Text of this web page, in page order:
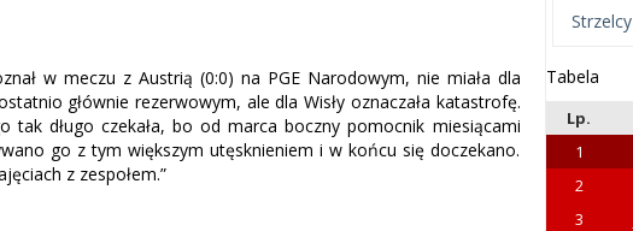
w meczu z Austrią (0:0) na PGE Narodowym, nie miała dla
głównie rezerwowym, ale dla Wisły oznaczała katastrofę.
tak długo czekała, bo od marca boczny pomocnik miesiącami
go z tym większym utęsknieniem i w końcu się doczekano.
z zespołem.”
Strzelcy
Tabela
Lp.
1
2
3